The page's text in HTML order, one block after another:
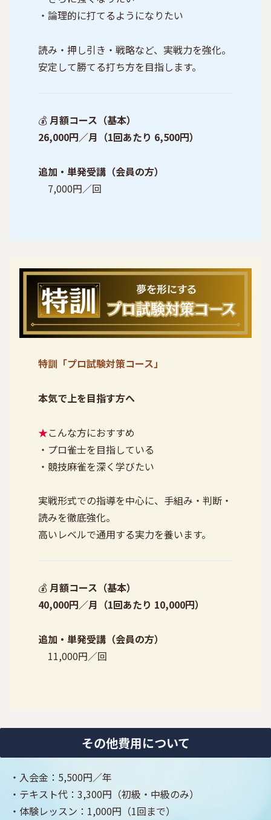
・論理的に打てるようになりたい
読み・押し引き・戦略など、実戦力を強化。
安定して勝てる打ち方を目指します。
💰月額コース（基本）
26,000円／月（1回あたり 6,500円）
追加・単発受講（会員の方）
7,000円／回
特訓「プロ試験対策コース」
本気で上を目指す方へ
★こんな方におすすめ
・プロ雀士を目指している
・競技麻雀を深く学びたい
実戦形式での指導を中心に、手組み・判断・
読みを徹底強化。
高いレベルで通用する実力を養います。
💰月額コース（基本）
40,000円／月（1回あたり 10,000円）
追加・単発受講（会員の方）
11,000円／回
その他費用について
・入会金：5,500円／年
・テキスト代：3,300円（初級・中級のみ）
・体験レッスン：1,000円（1回まで）